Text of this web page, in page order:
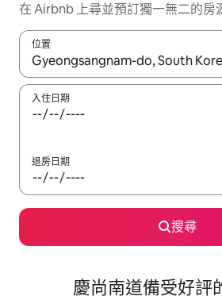
在 Airbnb 上尋並預訂獨一無二的房
位置
如有搜尋結果，瀏覽內容時請使用上下
入住日期
退房日期
搜尋
慶尚南道備受好評